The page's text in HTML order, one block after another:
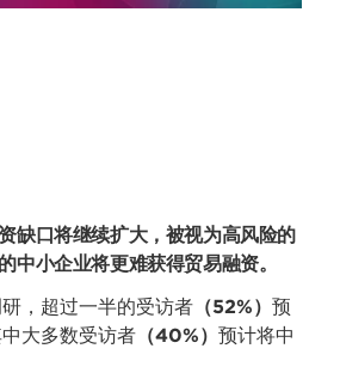
缺口将继续扩大，被视为高风险的
中小企业将更难获得贸易融资。
，超过一半的受访者 （52%）预
大多数受访者 （40%）预计将中